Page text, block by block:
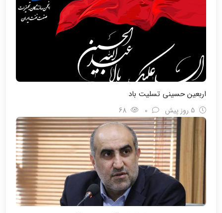
اربعین حسینی تسلیت باد